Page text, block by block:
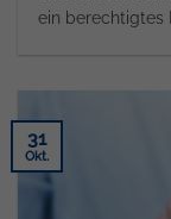
ein berechtigtes
31
Okt.